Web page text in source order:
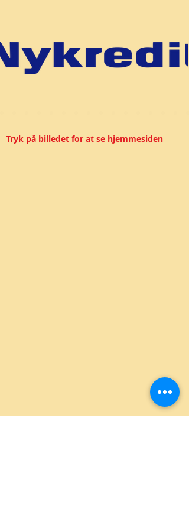
Tryk på billedet for at se hjemmesiden